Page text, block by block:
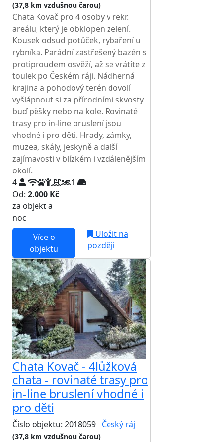
(37,8 km vzdušnou čarou)
Chata Kovač pro 4 osoby v rekr.
areálu, který je obklopen zelení.
Kousek odsud potůček, rybaření u
rybníka. Parádní zastřešený bazén s
protiproudem osvěží, až se vrátíte z
toulek po Českém ráji. Nádherná
krajina a pohodový terén dovolí
vyšlápnout si za přírodními skvosty
buď pěšky nebo na kole. Rovinaté
trasy pro in-line bruslení jsou
vhodné i pro děti. Hrady, zámky,
muzea, skály, jeskyně a další
zajímavosti v blízkém i vzdálenějším
okolí.
4
1
Od: 2.000 Kč
za objekt a
noc
Více o
objektu
Uložit na
později
Chata Kovač - 4lůžková
chata - rovinaté trasy pro
in-line bruslení vhodné i
pro děti
Číslo objektu: 2018059 Český ráj
(37,8 km vzdušnou čarou)